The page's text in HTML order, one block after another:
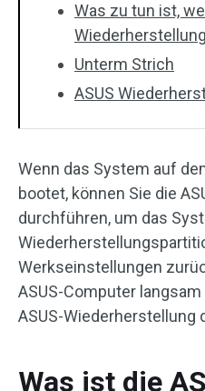
Was zu tun ist,
Unterm Strich
ASUS
Wenn das System auf
bootet, können Sie die
durchführen, um das
Werkseinstellungen
ASUS-Computer
ASUS-Wiederherstellung
Was ist die